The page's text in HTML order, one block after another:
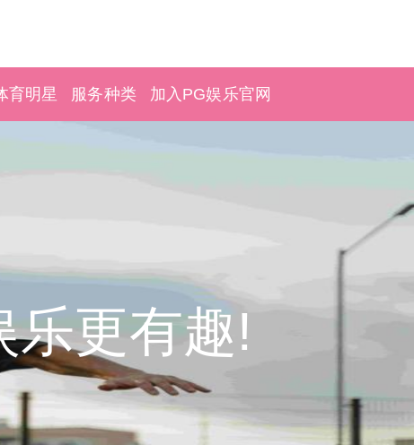
育明星 服务种类 加入PG娱乐官网
乐更有趣!